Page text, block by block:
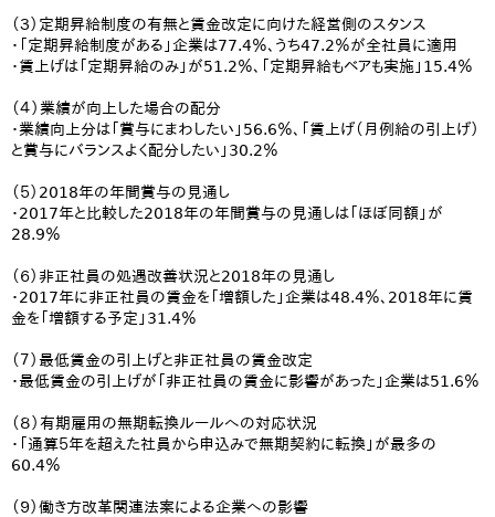
（３）定期昇給制度の有無と賃金改定に向けた経営側のスタンス
・「定期昇給制度がある」企業は77.4％、うち47.2％が全社員に適用
・賃上げは「定期昇給のみ」が51.2％、「定期昇給もベアも実施」15.4％
（４）業績が向上した場合の配分
・業績向上分は「賞与にまわしたい」56.6％、「賃上げ（月例給の引上げ）
と賞与にバランスよく配分したい」30.2％
（５）2018年の年間賞与の見通し
・2017年と比較した2018年の年間賞与の見通しは「ほぼ同額」が
28.9％
（６）非正社員の処遇改善状況と2018年の見通し
・2017年に非正社員の賃金を「増額した」企業は48.4％、2018年に賃
金を「増額する予定」31.4％
（７）最低賃金の引上げと非正社員の賃金改定
・最低賃金の引上げが「非正社員の賃金に影響があった」企業は51.6％
（８）有期雇用の無期転換ルールへの対応状況
・「通算５年を超えた社員から申込みで無期契約に転換」が最多の
60.4％
（９）働き方改革関連法案による企業への影響